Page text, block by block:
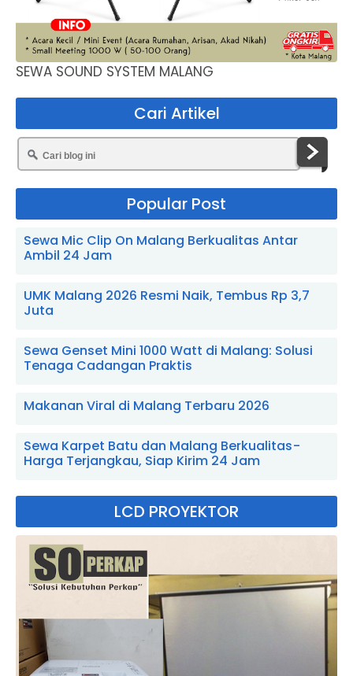
SEWA SOUND SYSTEM MALANG
Cari Artikel
Popular Post
Sewa Mic Clip On Malang Berkualitas Antar
Ambil 24 Jam
UMK Malang 2026 Resmi Naik, Tembus Rp 3,7
Juta
Sewa Genset Mini 1000 Watt di Malang: Solusi
Tenaga Cadangan Praktis
Makanan Viral di Malang Terbaru 2026
Sewa Karpet Batu dan Malang Berkualitas -
Harga Terjangkau, Siap Kirim 24 Jam
LCD PROYEKTOR